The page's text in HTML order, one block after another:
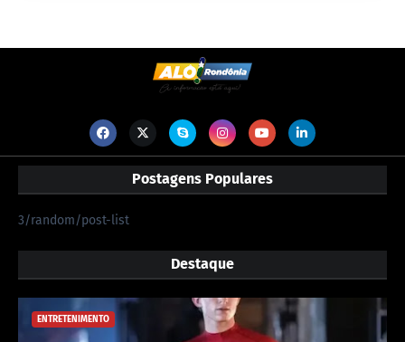
Postagens Populares
3/random/post-list
Destaque
ENTRETENIMENTO